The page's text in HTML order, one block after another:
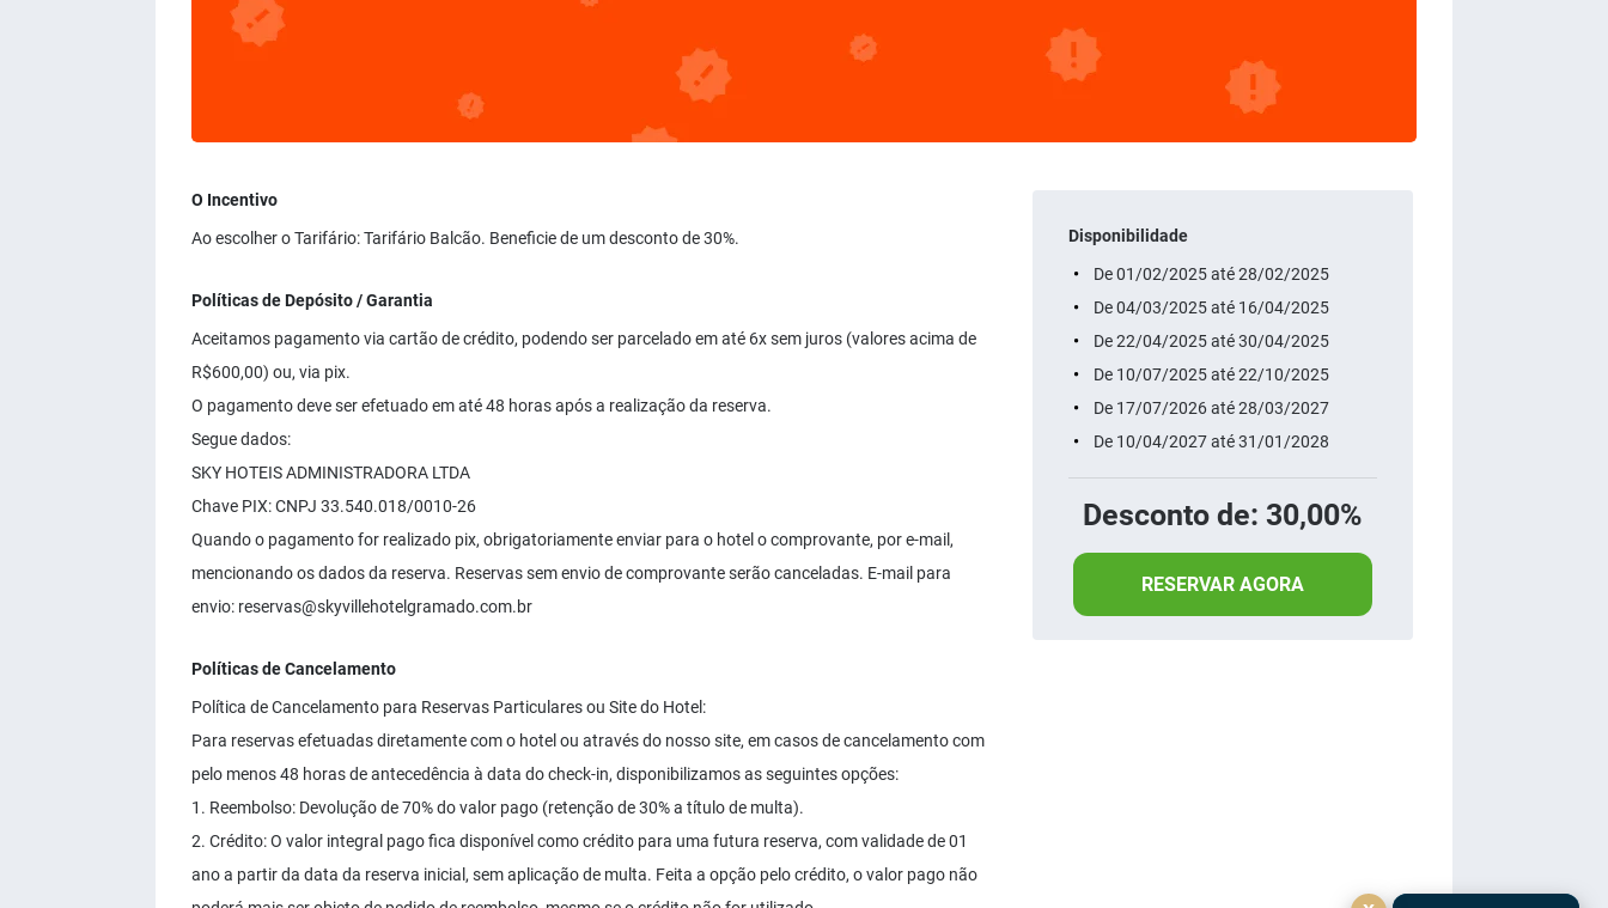
O Incentivo
Ao escolher o Tarifário: Tarifário Balcão. Beneficie de um desconto de 30%.
Políticas de Depósito / Garantia
Aceitamos pagamento via cartão de crédito, podendo ser parcelado em até 6x sem juros (valores acima de
R$600,00) ou, via pix.
O pagamento deve ser efetuado em até 48 horas após a realização da reserva.
Segue dados:
SKY HOTEIS ADMINISTRADORA LTDA
Chave PIX: CNPJ 33.540.018/0010-26
Quando o pagamento for realizado pix, obrigatoriamente enviar para o hotel o comprovante, por e-mail,
mencionando os dados da reserva. Reservas sem envio de comprovante serão canceladas. E-mail para
envio: reservas@skyvillehotelgramado.com.br
Políticas de Cancelamento
Política de Cancelamento para Reservas Particulares ou Site do Hotel:
Para reservas efetuadas diretamente com o hotel ou através do nosso site, em casos de cancelamento com
pelo menos 48 horas de antecedência à data do check-in, disponibilizamos as seguintes opções:
1. Reembolso: Devolução de 70% do valor pago (retenção de 30% a título de multa).
2. Crédito: O valor integral pago fica disponível como crédito para uma futura reserva, com validade de 01
ano a partir da data da reserva inicial, sem aplicação de multa. Feita a opção pelo crédito, o valor pago não
Disponibilidade
De 01/02/2025 até 28/02/2025
De 04/03/2025 até 16/04/2025
De 22/04/2025 até 30/04/2025
De 10/07/2025 até 22/10/2025
De 17/07/2026 até 28/03/2027
De 10/04/2027 até 31/01/2028
Desconto de: 30,00%
RESERVAR AGORA